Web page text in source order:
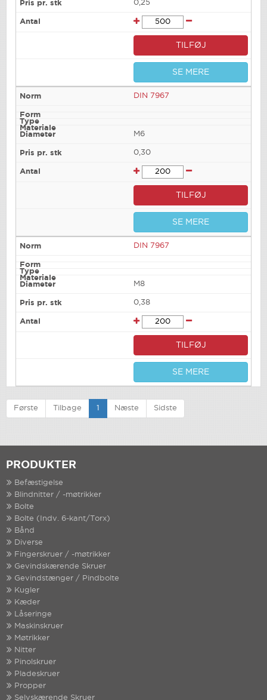
0,25
TILFØJ
SE MERE
DIN 7967
M6
0,30
TILFØJ
SE MERE
DIN 7967
M8
0,38
TILFØJ
SE MERE
Første Tilbage 1 Næste Sidste
PRODUKTER
Befæstigelse
Blindnitter / -møtrikker
Bolte
Bolte (Indv. 6-kant/Torx)
Bånd
Diverse
Fingerskruer / -møtrikker
Gevindskærende Skruer
Gevindstænger / Pindbolte
Kugler
Kæder
Låseringe
Maskinskruer
Møtrikker
Nitter
Pinolskruer
Pladeskruer
Propper
Selvskærende Skruer